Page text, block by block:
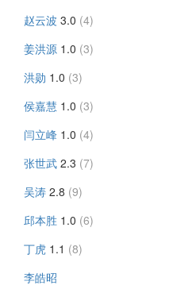
赵云波 3.0 (4)
姜洪源 1.0 (3)
洪勋 1.0 (3)
侯嘉慧 1.0 (3)
闫立峰 1.0 (4)
张世武 2.3 (7)
吴涛 2.8 (9)
邱本胜 1.0 (6)
丁虎 1.1 (8)
李皓昭